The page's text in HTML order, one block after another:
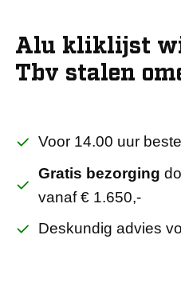
Alu kliklijst
Tbv stalen
Voor 14.00 uur
Gratis bezorging
vanaf € 1.650,-
Deskundig advies